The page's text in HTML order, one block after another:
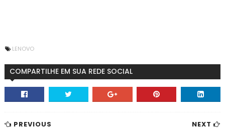
LENOVO
COMPARTILHE EM SUA REDE SOCIAL
NEXT
PREVIOUS